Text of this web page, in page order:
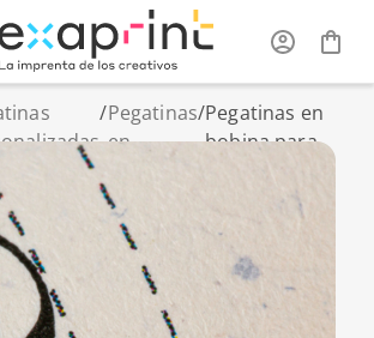
/Pegatinas
en
/Pegatinas en
bobina para
alimentario